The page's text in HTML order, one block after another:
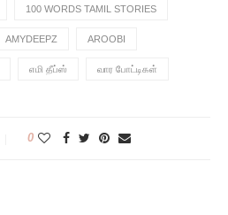
100 WORDS TAMIL STORIES
AMYDEEPZ AROOBI
எமி தீப்ஸ் வார போட்டிகள்
0